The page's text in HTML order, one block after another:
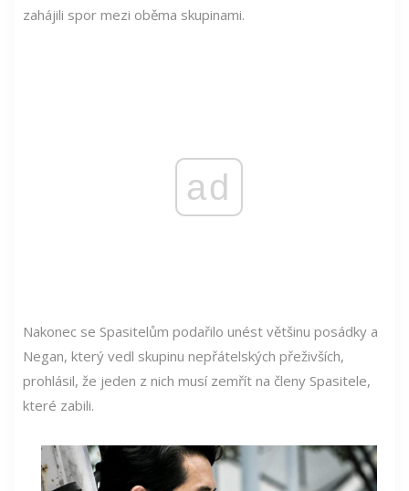
zahájili spor mezi oběma skupinami.
ad
Nakonec se Spasitelům podařilo unést většinu posádky a
Negan, který vedl skupinu nepřátelských přeživších,
prohlásil, že jeden z nich musí zemřít na členy Spasitele,
které zabili.